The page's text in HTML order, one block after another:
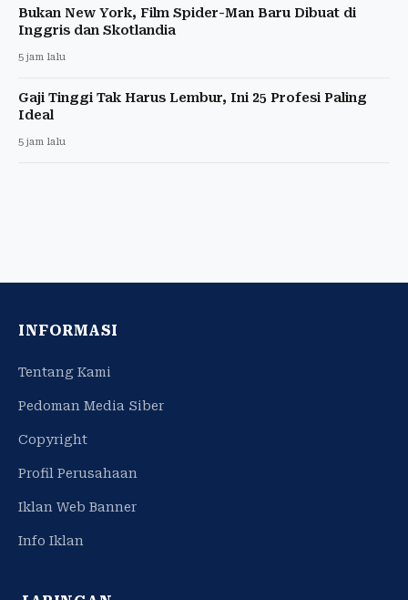
Bukan New York, Film Spider-Man Baru Dibuat di
Inggris dan Skotlandia
5 jam lalu
Gaji Tinggi Tak Harus Lembur, Ini 25 Profesi Paling
Ideal
5 jam lalu
INFORMASI
Tentang Kami
Pedoman Media Siber
Copyright
Profil Perusahaan
Iklan Web Banner
Info Iklan